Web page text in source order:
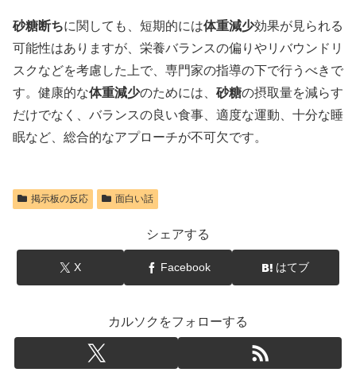
砂糖断ちに関しても、短期的には体重減少効果が見られる
可能性はありますが、栄養バランスの偏りやリバウンドリ
スクなどを考慮した上で、専門家の指導の下で行うべきで
す。健康的な体重減少のためには、 砂糖の摂取量を減らす
だけでなく、バランスの良い食事、適度な運動、十分な睡
眠など、総合的なアプローチが不可欠です。
掲示板の反応 面白い話
シェアする
X Facebook はてブ
カルソクをフォローする